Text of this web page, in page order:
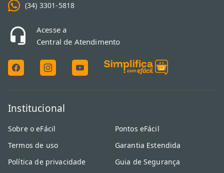
(34) 3301-5818
Acesse a
Central de Atendimento
Institucional
Sobre o eFácil
Termos de uso
Política de privacidade
Pontos eFácil
Garantia Estendida
Guia de Segurança